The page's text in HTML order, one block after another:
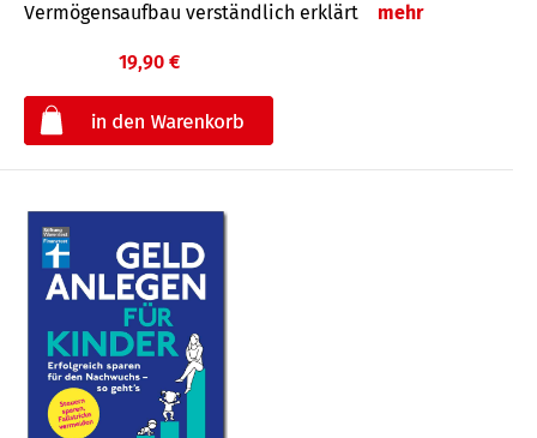
Vermögensaufbau verständlich erklärt
mehr
19,90 €